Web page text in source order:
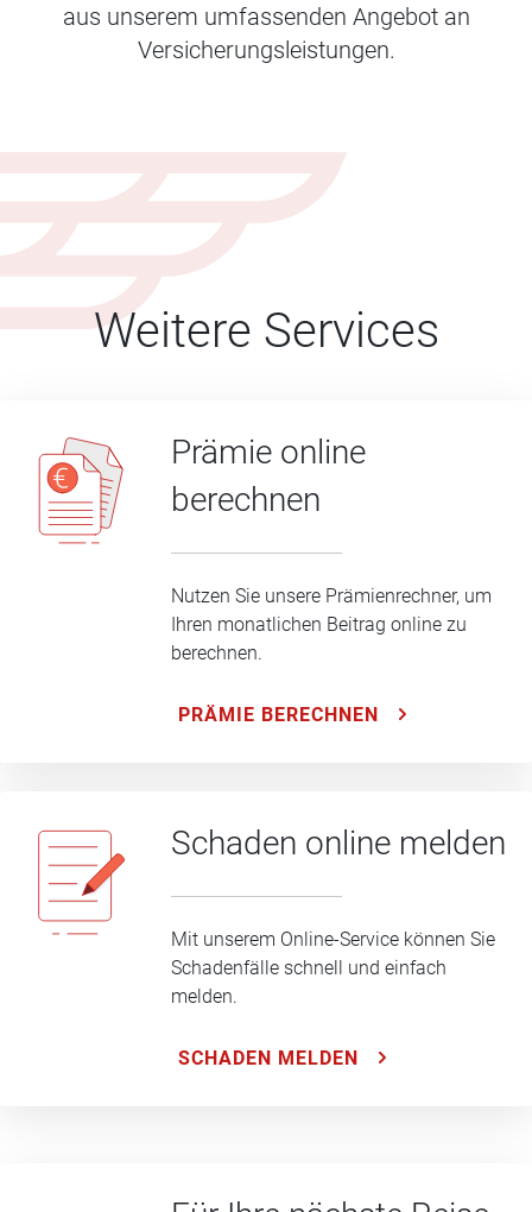
aus unserem umfassenden Angebot an
Versicherungsleistungen.
Weitere Services
Prämie online
berechnen
Nutzen Sie unsere Prämienrechner, um
Ihren monatlichen Beitrag online zu
berechnen.
PRÄMIE BERECHNEN
Schaden online melden
Mit unserem Online-Service können Sie
Schadenfälle schnell und einfach
melden.
SCHADEN MELDEN